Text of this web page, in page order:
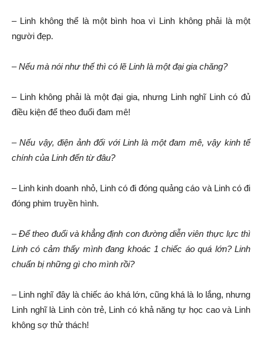
– Linh không thể là một bình hoa vì Linh không phải là một
người đẹp.
–Nếu mà nói như thế thì có lẽ Linh là một đại gia chăng?
– Linh không phải là một đại gia, nhưng Linh nghĩ Linh có đủ
điều kiện để theo đuổi đam mê!
–Nếu vậy, điện ảnh đối với Linh là một đam mê, vậy kinh tế
chính của Linh đến từ đâu?
– Linh kinh doanh nhỏ, Linh có đi đóng quảng cáo và Linh có đi
đóng phim truyền hình.
–Để theo đuổi và khẳng định con đường diễn viên thực lực thì
Linh có cảm thấy mình đang khoác 1 chiếc áo quá lớn? Linh
chuẩn bị những gì cho mình rồi?
– Linh nghĩ đây là chiếc áo khá lớn, cũng khá là lo lắng, nhưng
Linh nghĩ là Linh còn trẻ, Linh có khả năng tự học cao và Linh
không sợ thử thách!